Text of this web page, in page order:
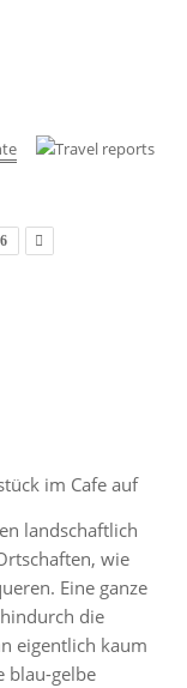
6
im Cafe auf
landschaftlich
wie
Eine ganze
die
eigentlich kaum
blau-gelbe